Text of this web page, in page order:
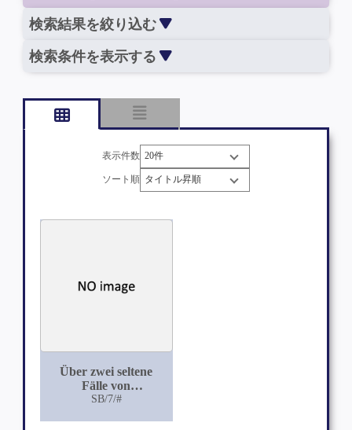
検索結果を絞り込む
検索条件を表示する
表示件数
ソート順
Über zwei seltene
Fälle von
Harnsteinbildung
SB/7/#